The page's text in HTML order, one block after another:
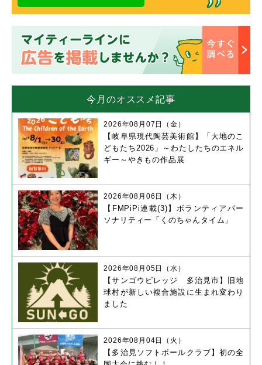
今月のオススメ記事
【岐阜県現代陶芸美術館】「大地のこ
どもたち2026」～わたしたちのエネル
ギー～やきもの作品展
2026年08月07日（金）
【FMPiPi連載(3)】ボランティアパー
ソナリティー「くのちゃんタイム」
2026年08月06日（木）
【サンゴウビレッジ 多治見市】旧地
球村が新しい複合施設に生まれ変わり
ました
2026年08月05日（水）
【多治見ソフトボールクラブ】初の全
2026年08月04日（火）